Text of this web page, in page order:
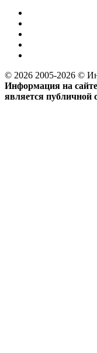
© 2026 2005-2026 ©
Информация на
является публичной